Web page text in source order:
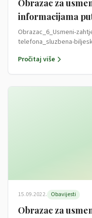
Obrazac za
informacijama
Obrazac_6_Usmeni-
telefona_sluzbena-
Pročitaj više
15.09.2022. Obavijesti
Obrazac za